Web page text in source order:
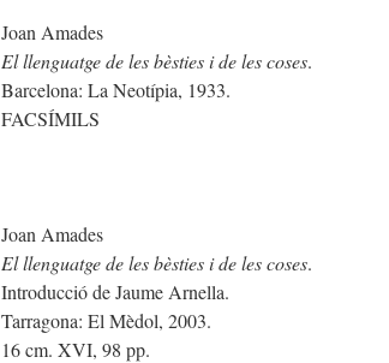
Joan Amades
El llenguatge de les bèsties i de les coses.
Barcelona: La Neotípia, 1933.
FACSÍMILS
Joan Amades
El llenguatge de les bèsties i de les coses.
Introducció de Jaume Arnella.
Tarragona: El Mèdol, 2003.
16 cm. XVI, 98 pp.